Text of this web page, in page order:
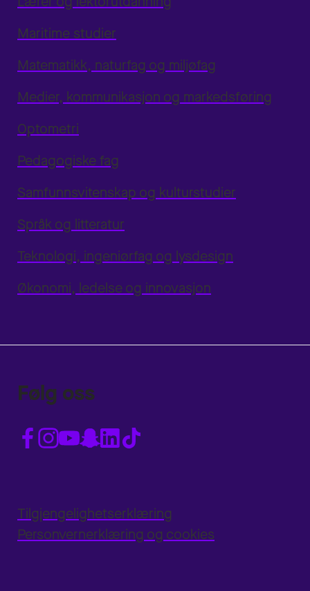
Maritime studier
Matematikk, naturfag og miljøfag
Medier, kommunikasjon og markedsføring
Optometri
Pedagogiske fag
Samfunnsvitenskap og kulturstudier
Språk og litteratur
Teknologi, ingeniørfag og lysdesign
Økonomi, ledelse og innovasjon
Følg oss
Tilgjengelighetserklæring
Personvernerklæring og cookies